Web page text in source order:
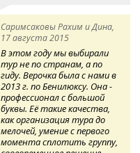
Саримсаковы Рахим и Дина,
17 августа 2015
В этом году мы выбирали
тур не по странам, а по
гиду. Верочка была с нами в
2013 г. по Бенилюксу. Она -
профессионал с большой
буквы. Её такие качества,
как организация тура до
мелочей, умение с первого
момента сплотить группу,